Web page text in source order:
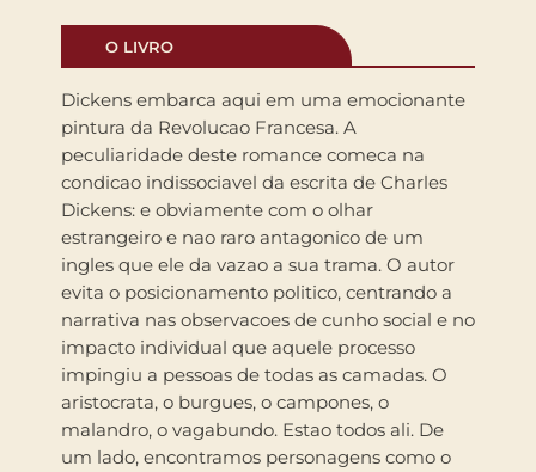
O LIVRO
Dickens embarca aqui em uma emocionante
pintura da Revolucao Francesa. A
peculiaridade deste romance comeca na
condicao indissociavel da escrita de Charles
Dickens: e obviamente com o olhar
estrangeiro e nao raro antagonico de um
ingles que ele da vazao a sua trama. O autor
evita o posicionamento politico, centrando a
narrativa nas observacoes de cunho social e no
impacto individual que aquele processo
impingiu a pessoas de todas as camadas. O
aristocrata, o burgues, o campones, o
malandro, o vagabundo. Estao todos ali. De
um lado, encontramos personagens como o